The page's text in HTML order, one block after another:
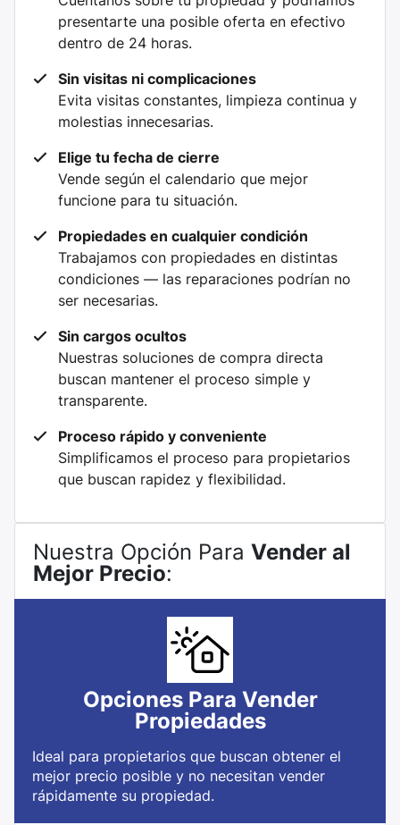
presentarte una posible oferta en efectivo
dentro de 24 horas.
Sin visitas ni complicaciones
Evita visitas constantes, limpieza continua y
molestias innecesarias.
Elige tu fecha de cierre
Vende según el calendario que mejor
funcione para tu situación.
Propiedades en cualquier condición
Trabajamos con propiedades en distintas
condiciones — las reparaciones podrían no
ser necesarias.
Sin cargos ocultos
Nuestras soluciones de compra directa
buscan mantener el proceso simple y
transparente.
Proceso rápido y conveniente
Simplificamos el proceso para propietarios
que buscan rapidez y flexibilidad.
Nuestra Opción Para Vender al
Mejor Precio:
Opciones Para Vender
Propiedades
Ideal para propietarios que buscan obtener el
mejor precio posible y no necesitan vender
rápidamente su propiedad.